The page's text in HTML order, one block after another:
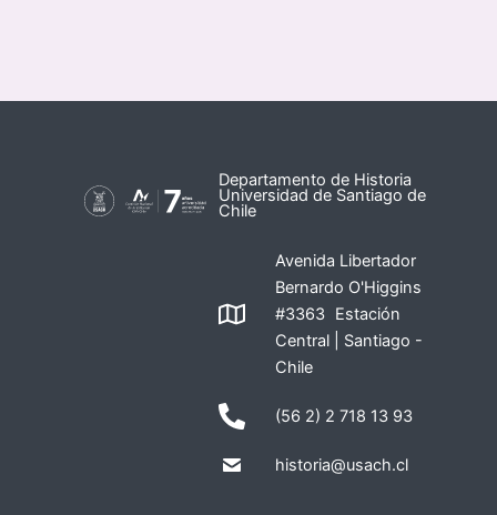
Departamento de Historia
Universidad de Santiago de
Chile
Avenida Libertador
Bernardo O'Higgins
#3363 Estación
Central | Santiago -
Chile
(56 2) 2 718 13 93
historia@usach.cl